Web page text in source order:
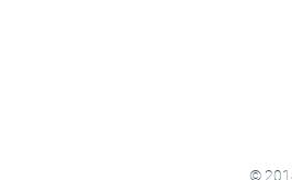
©